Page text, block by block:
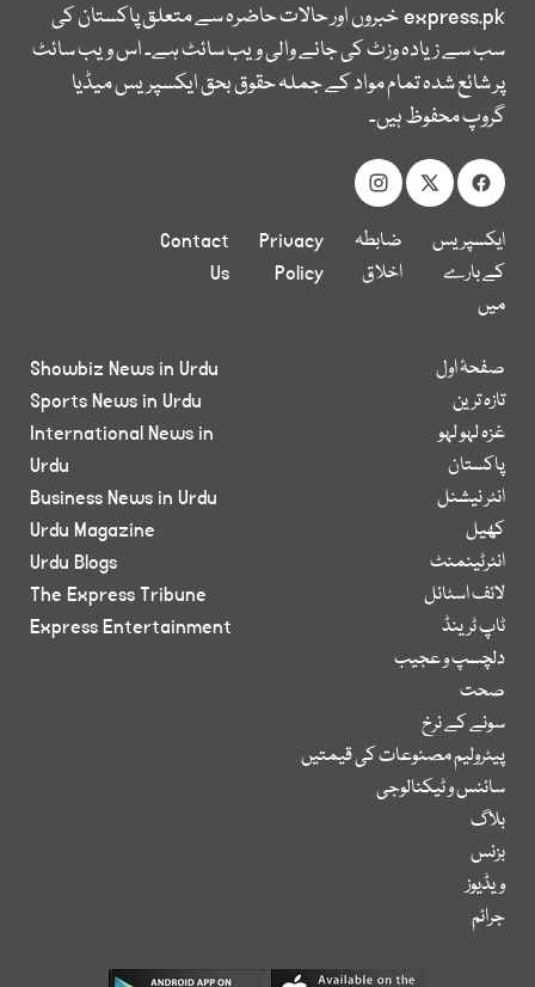
express.pkخبروں اور حالات حاضرہ سے متعلق پاکستان کی
سب سے زیادہ وزٹ کی جانے والی ویب سائٹ ہے۔ اس ویب سائٹ
پر شائع شدہ تمام مواد کے جملہ حقوق بحق ایکسپریس میڈیا
گروپ محفوظ ہیں۔
ایکسپریس
کے بارے
میں
ضابطہ
اخلاق
Privacy
Policy
Contact
Us
صفحۂ اول
تازہ ترین
غزہ لہو لہو
پاکستان
انٹر نیشنل
کھیل
انٹرٹینمنٹ
لائف اسٹائل
ٹاپ ٹرینڈ
دلچسپ و عجیب
صحت
سونے کے نرخ
پیٹرولیم مصنوعات کی قیمتیں
سائنس و ٹیکنالوجی
بلاگ
بزنس
ویڈیوز
جرائم
Showbiz News in Urdu
Sports News in Urdu
International News in
Urdu
Business News in Urdu
Urdu Magazine
Urdu Blogs
The Express Tribune
Express Entertainment